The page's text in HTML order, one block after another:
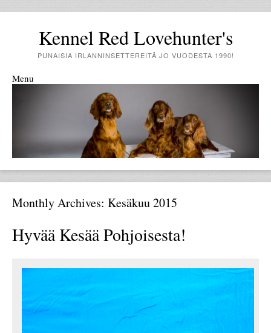
Kennel Red Lovehunter's
PUNAISIA IRLANNINSETTEREITÄ JO VUODESTA 1990!
Menu
Monthly Archives: Kesäkuu 2015
Hyvää Kesää Pohjoisesta!